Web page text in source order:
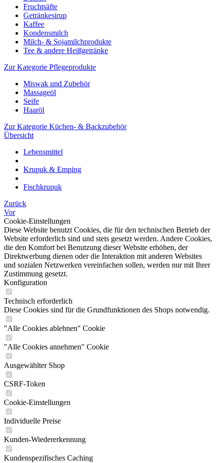
Fruchtsäfte
Getränkesirup
Kaffee
Kondensmilch
Milch- & Sojamilchprodukte
Tee & andere Heißgetränke
Zur Kategorie Pflegeprodukte
Miswak und Zubehör
Massageöl
Seife
Haaröl
Zur Kategorie Küchen- & Backzubehör
Übersicht
Lebensmittel
Krupuk & Emping
Fischkrupuk
Zurück
Vor
Cookie-Einstellungen
Diese Website benutzt Cookies, die für den technischen Betrieb der
Website erforderlich sind und stets gesetzt werden. Andere Cookies,
die den Komfort bei Benutzung dieser Website erhöhen, der
Direktwerbung dienen oder die Interaktion mit anderen Websites
und sozialen Netzwerken vereinfachen sollen, werden nur mit Ihrer
Zustimmung gesetzt.
Konfiguration
Technisch erforderlich
Diese Cookies sind für die Grundfunktionen des Shops notwendig.
"Alle Cookies ablehnen" Cookie
"Alle Cookies annehmen" Cookie
Ausgewählter Shop
CSRF-Token
Cookie-Einstellungen
Individuelle Preise
Kunden-Wiedererkennung
Kundenspezifisches Caching